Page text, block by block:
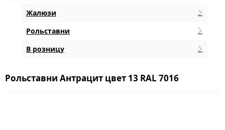
Жалюзи
Рольставни
В розницу
Рольставни Антрацит цвет 13 RAL 7016